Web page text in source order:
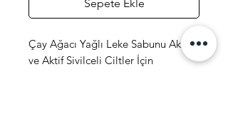
Sepete Ekle
Çay Ağacı Yağlı Leke Sabunu Akne
ve Aktif Sivilceli Ciltler İçin